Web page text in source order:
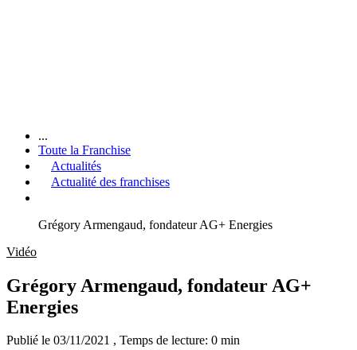
...
Toute la Franchise
Actualités
Actualité des franchises
Grégory Armengaud, fondateur AG+ Energies
Vidéo
Grégory Armengaud, fondateur AG+
Energies
Publié le 03/11/2021 , Temps de lecture: 0 min